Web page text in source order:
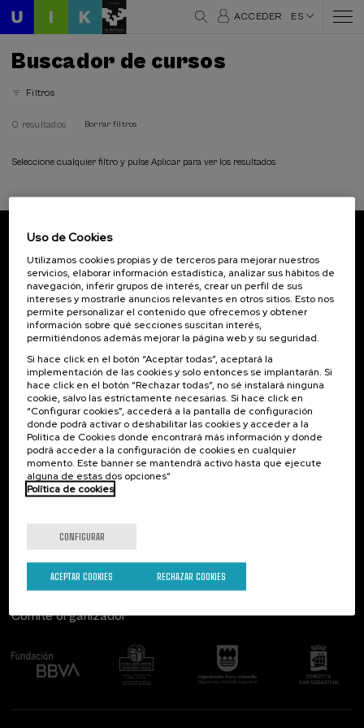
ACCEDER ES
Buscador de cursos
Filtros
0 resultados Borrar filtros
Seleccione cualquier filtro y pulse Aplicar para ver los resultados
Inscríbete para ser el primero/a en recibir las
novedades de UIK.
Suscribirse
Contacto
Palacio Miramar
Paseo de Miraconcha, 48
20007 Donostia / San Sebastián
Gipuzkoa, Spain
Contacta con nosotros
De interés...
Actividades anteriores
Comité organizador
Uso de Cookies
Utilizamos cookies propias y de terceros para mejorar nuestros
servicios, elaborar información estadística, analizar sus hábitos de
navegación, inferir grupos de interés, crear un perfil de sus
intereses y mostrarle anuncios relevantes en otros sitios. Esto nos
permite personalizar el contenido que ofrecemos y obtener
información sobre qué secciones suscitan interés,
permitiéndonos además mejorar la página web y su seguridad.
Si hace click en el botón “Aceptar todas”, aceptará la
implementación de las cookies y solo entonces se implantarán. Si
hace click en el botón “Rechazar todas”, no sé instalará ninguna
cookie, salvo las estrictamente necesarias. Si hace click en
“Configurar cookies”, accederá a la pantalla de configuración
donde podrá activar o deshabilitar las cookies y acceder a la
Política de Cookies donde encontrará más información y donde
podrá acceder a la configuración de cookies en cualquier
momento. Este banner se mantendrá activo hasta que ejecute
alguna de estas dos opciones”
Política de cookies
CONFIGURAR
RECHAZAR COOKIES
ACEPTAR COOKIES